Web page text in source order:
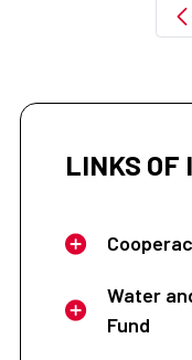
LINKS OF
Water
Fund